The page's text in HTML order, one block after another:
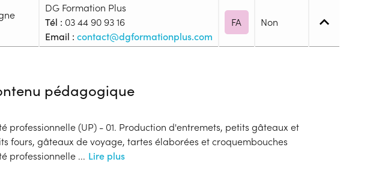
DG Formation Plus
Tél : 03 44 90 93 16
Email : contact@dgformationplus.com
FA Non
:
d'emploi, Tout public
d'informations
information
pédagogique
professionnelle (UP) - 01. Production d'entremets, petits gâteaux et
fours, gâteaux de voyage, tartes élaborées et croquembouches
professionnelle ... Lire plus